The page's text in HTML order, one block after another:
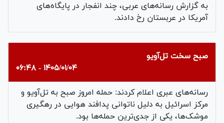
به گزارش رسانه‌های عربی، چند انفجار در پایگاه‌های
آمریکا در عربستان رخ دادند.
صبح سخت تل‌آویو
۱۴۰۵/۰۱/۰۴ - ۰۶:۴۸
رسانه‌های عبری اعلام کردند: حمله امروز صبح به تل‌آویو و
مرکز اسرائیل به دلیل ناتوانی پدافند هوایی در رهگیری
موشک‌ها، یکی از جدی‌ترین حمله‌ها بود.